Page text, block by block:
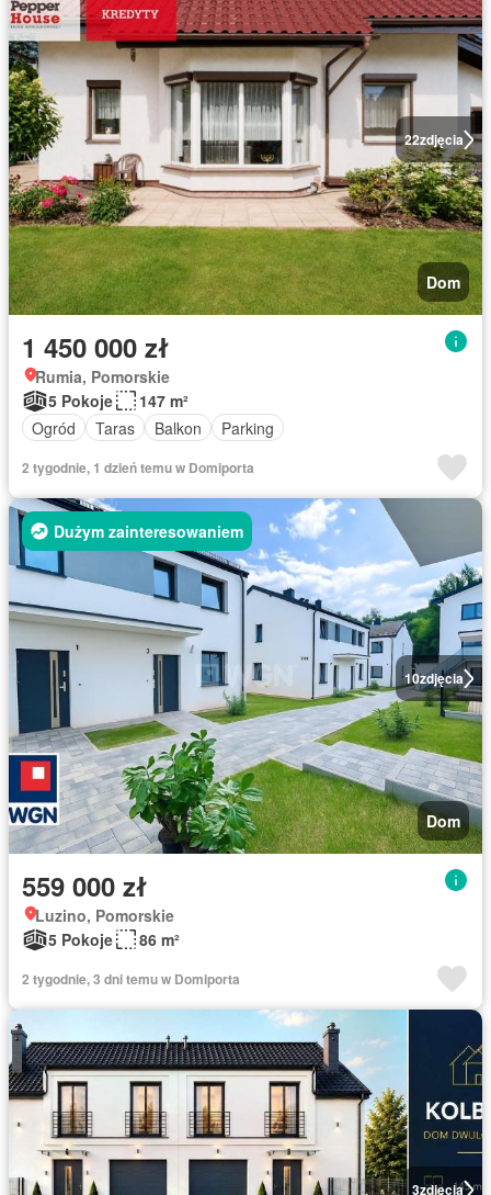
22zdjęcia
Dom
1 450 000 zł
Rumia, Pomorskie
5 Pokoje
147 m²
Ogród
Taras Balkon Parking
2 tygodnie, 1 dzień temu w Domiporta
10zdjęcia
Dużym zainteresowaniem
Dom
559 000 zł
Luzino, Pomorskie
5 Pokoje
86 m²
2 tygodnie, 3 dni temu w Domiporta
3zdjęcia